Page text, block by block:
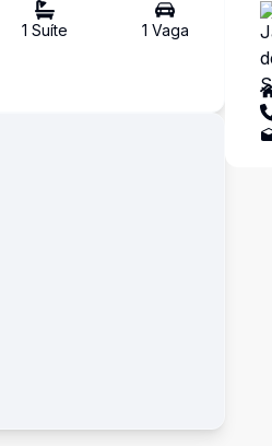
1 Suíte 1 Vaga